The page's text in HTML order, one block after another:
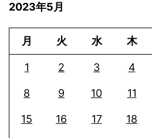
2023年5月
月 火 水 木
1 2 3 4
8 9 10 11
15 16 17 18